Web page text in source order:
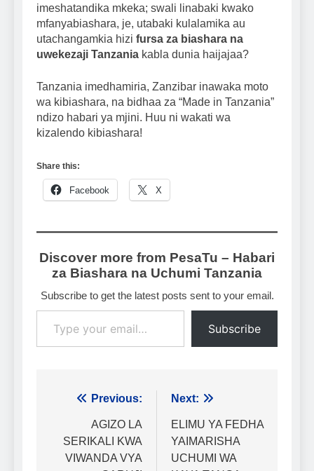
imeshatandika mkeka; swali linabaki kwako
mfanyabiashara, je, utabaki kulalamika au
utachangamkia hizi fursa za biashara na
uwekezaji Tanzania kabla dunia haijajaa?
Tanzania imedhamiria, Zanzibar inawaka moto
wa kibiashara, na bidhaa za “Made in Tanzania”
ndizo habari ya mjini. Huu ni wakati wa
kizalendo kibiashara!
Share this:
Facebook X
Discover more from PesaTu – Habari
za Biashara na Uchumi Tanzania
Subscribe to get the latest posts sent to your email.
Type your email…
Subscribe
Urambazaji
chapisho
Previous:
AGIZO LA
SERIKALI KWA
VIWANDA VYA
Next:
ELIMU YA FEDHA
YAIMARISHA
UCHUMI WA